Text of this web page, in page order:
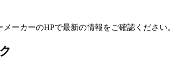
ーカーのHPで最新の情報をご確認ください。